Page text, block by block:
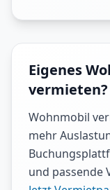
Eigenes
vermieten?
Wohnmobil
mehr
und passende